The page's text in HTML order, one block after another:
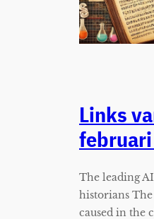
Links
The leading
historians
caused in the